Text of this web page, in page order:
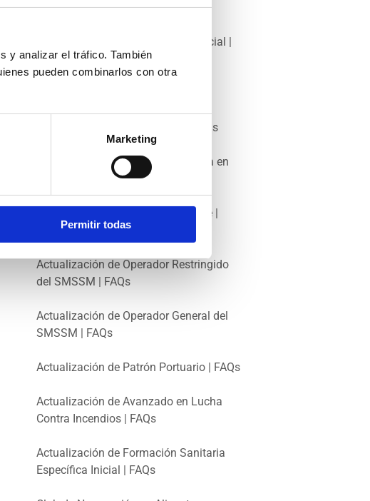
y analizar el tráfico. También
pueden combinarlos con otra
Marketing
Permitir todas
FAQs
Formación Sanitaria Específica Inicial |
FAQs
Operador General de SMSSM | FAQs
Actualización de Formación Básica en
Seguridad Marítima | FAQs
Actualización de Buques de Pasaje |
FAQs
Actualización de Operador Restringido
del SMSSM | FAQs
Actualización de Operador General del
SMSSM | FAQs
Actualización de Patrón Portuario | FAQs
Actualización de Avanzado en Lucha
Contra Incendios | FAQs
Actualización de Formación Sanitaria
Específica Inicial | FAQs